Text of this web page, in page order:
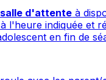
salle d'attente à
l'heure indiquée et
en fin de